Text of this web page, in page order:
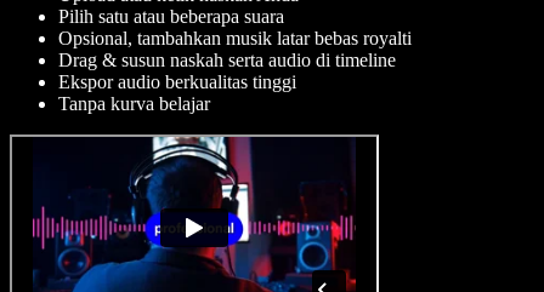
Pilih satu atau beberapa suara
Opsional, tambahkan musik latar bebas royalti
Drag & susun naskah serta audio di timeline
Ekspor audio berkualitas tinggi
Tanpa kurva belajar